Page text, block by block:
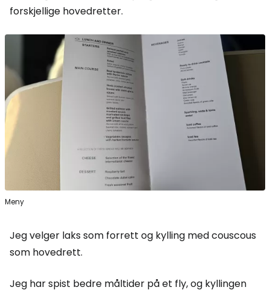
forskjellige hovedretter.
Meny
Jeg velger laks som forrett og kylling med couscous
som hovedrett.
Jeg har spist bedre måltider på et fly, og kyllingen